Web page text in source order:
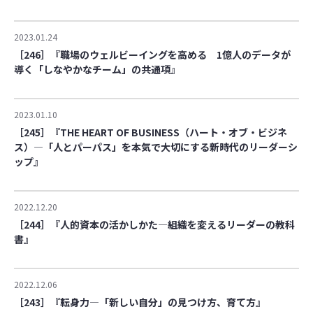
2023.01.24
［246］『職場のウェルビーイングを高める 1億人のデータが
導く「しなやかなチーム」の共通項』
2023.01.10
［245］『THE HEART OF BUSINESS（ハート・オブ・ビジネ
ス）―「人とパーパス」を本気で大切にする新時代のリーダーシ
ップ』
2022.12.20
［244］『人的資本の活かしかた―組織を変えるリーダーの教科
書』
2022.12.06
［243］『転身力―「新しい自分」の見つけ方、育て方』